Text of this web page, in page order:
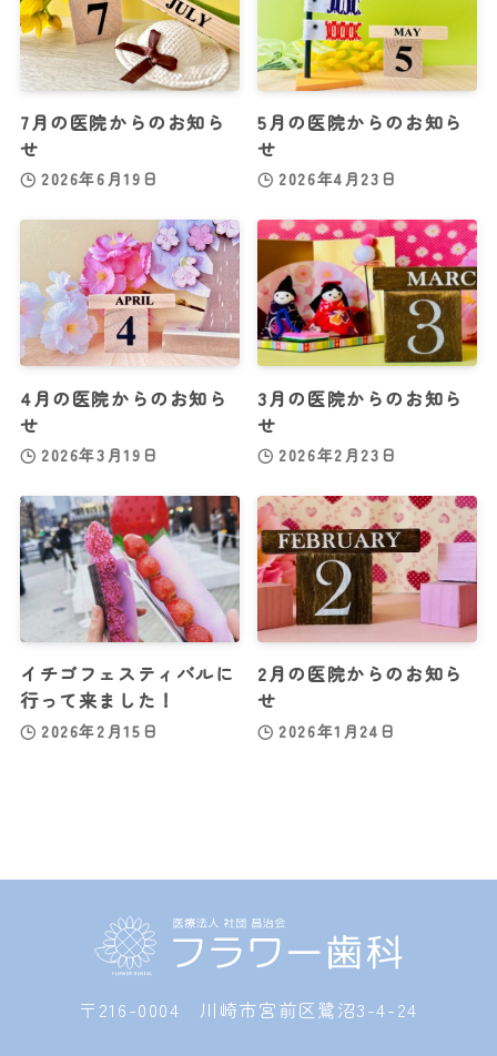
7月の医院からのお知ら
せ
2026年6月19日
5月の医院からのお知ら
せ
2026年4月23日
4月の医院からのお知ら
せ
2026年3月19日
3月の医院からのお知ら
せ
2026年2月23日
イチゴフェスティバルに
行って来ました！
2026年2月15日
2月の医院からのお知ら
せ
2026年1月24日
〒216-0004 川崎市宮前区鷺沼3-4-24